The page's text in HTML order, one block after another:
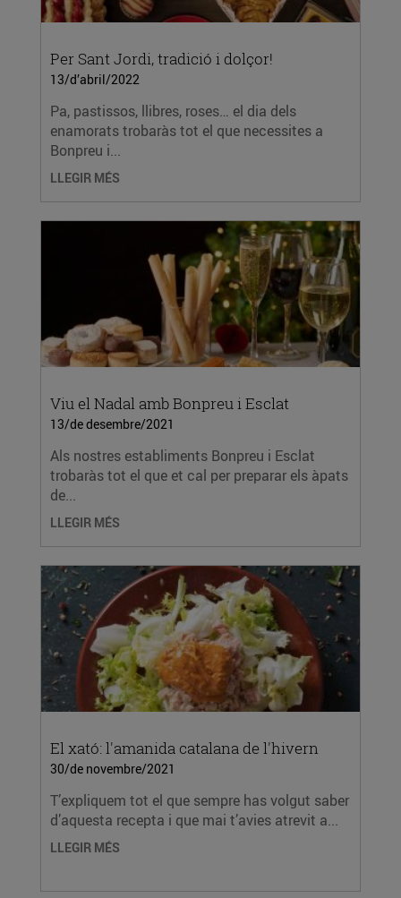
Per Sant Jordi, tradició i dolçor!
13/d’abril/2022
Pa, pastissos, llibres, roses… el dia dels
enamorats trobaràs tot el que necessites a
Bonpreu i...
LLEGIR MÉS
Viu el Nadal amb Bonpreu i Esclat
13/de desembre/2021
Als nostres establiments Bonpreu i Esclat
trobaràs tot el que et cal per preparar els àpats
de...
LLEGIR MÉS
El xató: l'amanida catalana de l'hivern
30/de novembre/2021
T’expliquem tot el que sempre has volgut saber
d’aquesta recepta i que mai t’avies atrevit a...
LLEGIR MÉS